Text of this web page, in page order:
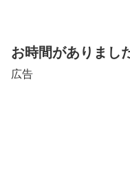
お時間がありまし
広告